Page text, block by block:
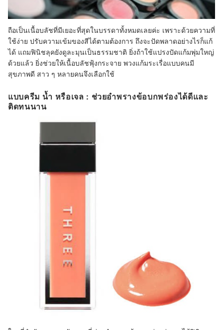
ถือเป็นเนื้อบลัชที่มีเยอะที่สุดในบรรดาทั้งหมดเลยค่ะ เพราะด้วยความที่
ใช้ง่าย ปรับความเข้มของสีได้ตามต้องการ ถึงจะปัดพลาดอย่างไรก็แก้
ได้ แถมฟินิชลุคยังดูละมุนเป็นธรรมชาติ ยิ่งถ้าใช้แปรงปัดแก้มพุ่มใหญ่
ด้วยแล้ว ยิ่งช่วยให้เนื้อบลัชฟุ้งกระจาย พวงแก้มระเรื่อแบบคนมี
สุขภาพดี สาว ๆ หลายคนจึงเลือกใช้
แบบครีม น้ำ หรือเจล : ช่วยอำพรางข้อบกพร่องได้ดีและ
ติดทนนาน